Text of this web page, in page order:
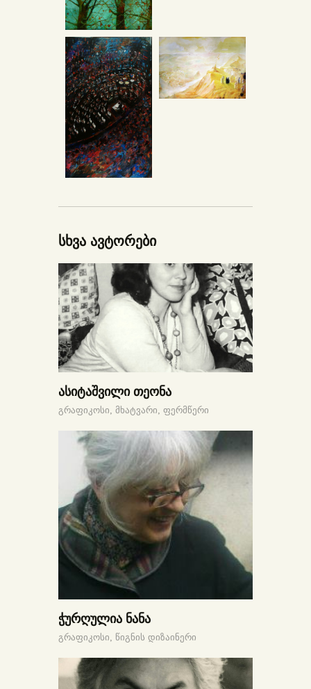
სხვა ავტორები
ასიტაშვილი თეონა
გრაფიკოსი, მხატვარი, ფერმწერი
ჭურღულია ნანა
გრაფიკოსი, წიგნის დიზაინერი